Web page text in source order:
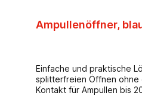
Ampullenöffner,
Einfache und praktische
splitterfreien Öffnen ohne
Kontakt für Ampullen bis